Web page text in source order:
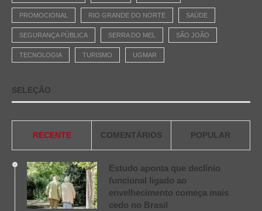
PROMOCIONAL RIO GRANDE DO NORTE SAÚDE
SEGURANÇA PÚBLICA SERRA DO MEL SÃO JOÃO
TECNOLOGIA TURISMO UGMAR
SELEÇÃO
RECENTE COMENTÁRIOS POPULAR
Estudo aponta que declínio
funcional ligado ao
envelhecimento começa mais
cedo no Brasil